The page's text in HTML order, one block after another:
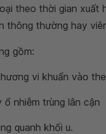
theo thời gian xuất
thông thường hay
gồm:
vi khuẩn vào
nhiễm trùng lân cận
quanh khối u.